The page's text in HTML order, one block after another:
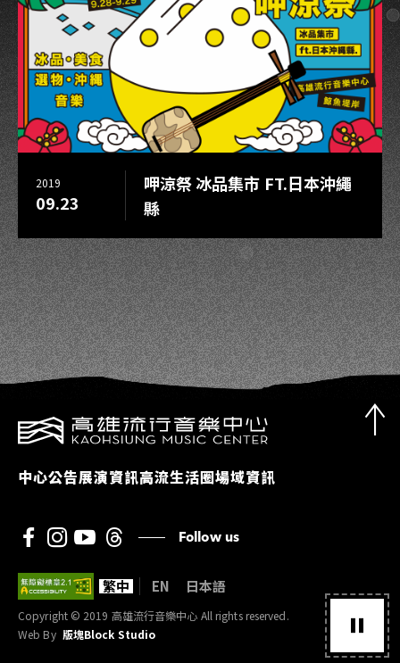
2019
09.23
呷涼祭 冰品集市 FT.日本沖繩
縣
中心公告展演資訊高流生活圈場域資訊
Follow us
Copyright © 2019 高雄流行音樂中心 All rights reserved.
Web By 版塊Block Studio
繁中 EN 日本語